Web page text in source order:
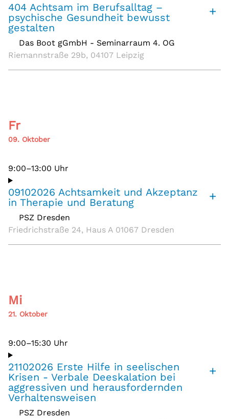
404 Achtsam im Berufsalltag –
psychische Gesundheit bewusst
gestalten
Das Boot gGmbH - Seminarraum 4. OG
Riemannstraße 29b, 04107 Leipzig
+
Fr
09. Oktober
9:00–13:00 Uhr
09102026 Achtsamkeit und Akzeptanz
in Therapie und Beratung
PSZ Dresden
Friedrichstraße 24, Haus A 01067 Dresden
+
Mi
21. Oktober
9:00–15:30 Uhr
21102026 Erste Hilfe in seelischen
Krisen - Verbale Deeskalation bei
aggressiven und herausfordernden
Verhaltensweisen
PSZ Dresden
+